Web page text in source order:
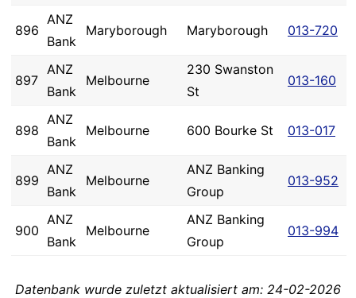
896
ANZ
Bank
Maryborough Maryborough 013-720
897
ANZ
Bank
Melbourne
230 Swanston
St
013-160
898
ANZ
Bank
Melbourne 600 Bourke St 013-017
899
ANZ
Bank
Melbourne
ANZ Banking
Group
013-952
900
ANZ
Bank
Melbourne
ANZ Banking
Group
013-994
Datenbank wurde zuletzt aktualisiert am: 24-02-2026